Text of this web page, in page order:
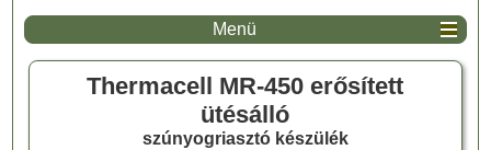
Menü
Thermacell MR-450 erősített
ütésálló
szúnyogriasztó készülék